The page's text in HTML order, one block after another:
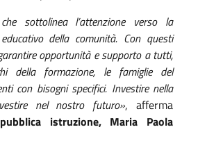
sottolinea l’attenzione verso la
della comunità. Con questi
opportunità e supporto a tutti,
della formazione, le famiglie del
con bisogni specifici. Investire nella
nel nostro futuro», afferma
istruzione, Maria Paola